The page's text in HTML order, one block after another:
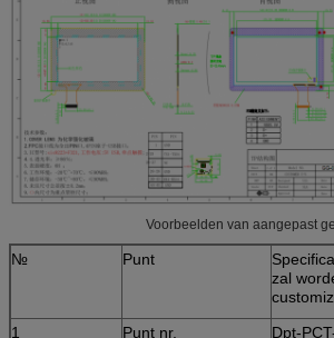
Voorbeelden van aangepast
№ Punt
zal
1
Punt nr.
Dpt-